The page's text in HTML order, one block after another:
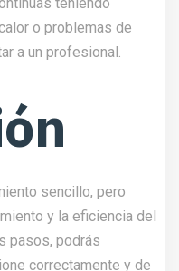
o problemas de
a un profesional.
sencillo, pero
y la eficiencia del
pasos, podrás
correctamente y de